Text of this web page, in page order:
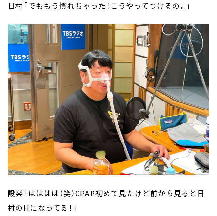
日村「でももう慣れちゃった！こうやってつけるの。」
設楽「はははは（笑）CPAP初めて見たけど前から見ると日
村のHになってる！」